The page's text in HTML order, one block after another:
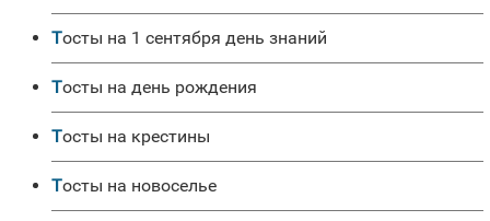
Тосты на 1 сентября день знаний
Тосты на день рождения
Тосты на крестины
Тосты на новоселье